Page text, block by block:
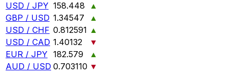
USD / JPY 158.448
▲
GBP / USD 1.34547
▲
USD / CHF 0.812591 ▲
USD / CAD 1.40132
▼
EUR / JPY 182.579
▲
AUD / USD 0.703110 ▼